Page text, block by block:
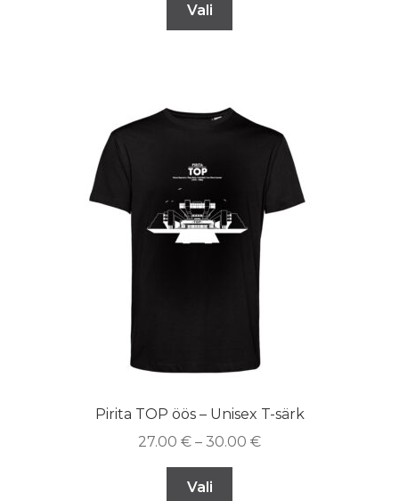
Vali
Pirita TOP öös – Unisex T-särk
27.00 € – 30.00 €
Vali